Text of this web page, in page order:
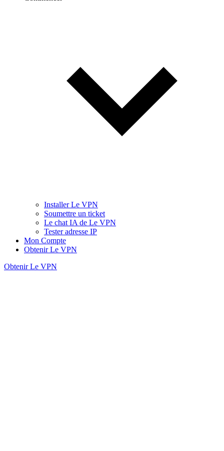
Installer Le VPN
Soumettre un ticket
Le chat IA de Le VPN
Tester adresse IP
Mon Compte
Obtenir Le VPN
Obtenir Le VPN